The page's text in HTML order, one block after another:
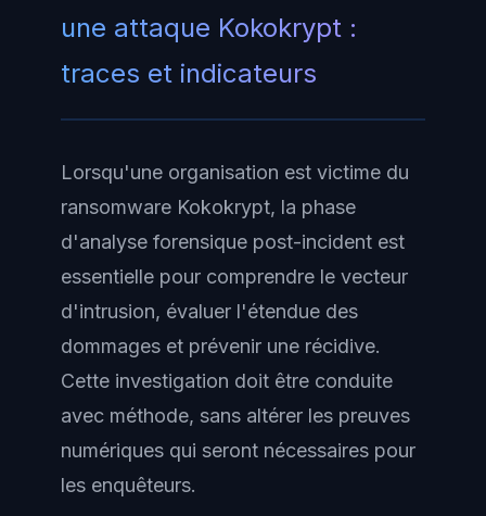
une attaque Kokokrypt :
traces et indicateurs
Lorsqu'une organisation est victime du
ransomware Kokokrypt, la phase
d'analyse forensique post-incident est
essentielle pour comprendre le vecteur
d'intrusion, évaluer l'étendue des
dommages et prévenir une récidive.
Cette investigation doit être conduite
avec méthode, sans altérer les preuves
numériques qui seront nécessaires pour
les enquêteurs.